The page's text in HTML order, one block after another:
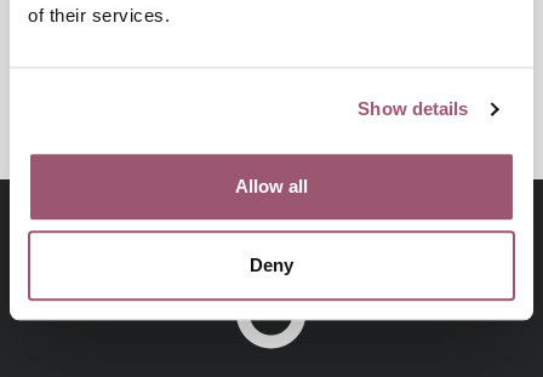
of their services.
Show details
Allow all
Deny
KUNSKAPSBASERAT ARBETE